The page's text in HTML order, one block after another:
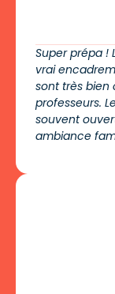
Super prépa !
vrai
sont très bien
professeurs.
souvent
ambiance